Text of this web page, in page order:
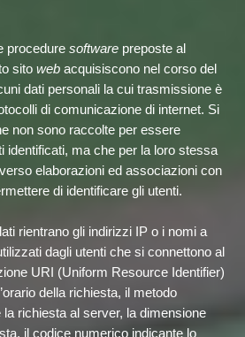
procedure software preposte al
sito web acquisiscono nel corso del
dati personali la cui trasmissione è
di comunicazione di internet. Si
non sono raccolte per essere
identificati, ma che per la loro stessa
elaborazioni ed associazioni con
di identificare gli utenti.
rientrano gli indirizzi IP o i nomi a
dagli utenti che si connettono al
URI (Uniform Resource Identifier)
della richiesta, il metodo
richiesta al server, la dimensione
il codice numerico indicante lo